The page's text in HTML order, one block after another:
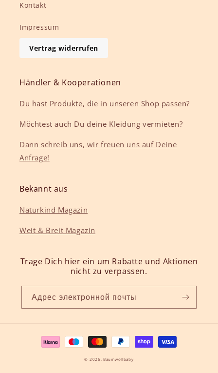
Kontakt
Impressum
Vertrag widerrufen
Händler & Kooperationen
Du hast Produkte, die in unseren Shop passen?
Möchtest auch Du deine Kleidung vermieten?
Dann schreib uns, wir freuen uns auf Deine
Anfrage!
Bekannt aus
Naturkind Magazin
Weit & Breit Magazin
Trage Dich hier ein um Rabatte und Aktionen
nicht zu verpassen.
Адрес электронной почты
Способы
оплаты
© 2026,Baumwollbaby